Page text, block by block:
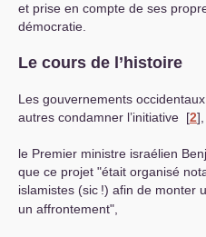
et prise en compte de ses
démocratie.
Le cours de l’histoire
Les gouvernements
autres condamner l’initiative [2]
le Premier ministre israélien
que ce projet "était organisé
islamistes (sic !) afin de monter
un affrontement",